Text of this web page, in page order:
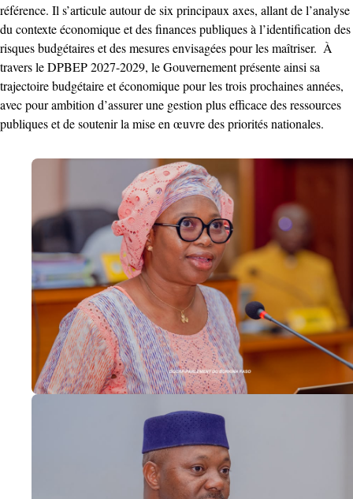
référence. Il s’articule autour de six principaux axes, allant de l’analyse
du contexte économique et des finances publiques à l’identification des
risques budgétaires et des mesures envisagées pour les maîtriser. ‎ ‎À
travers le DPBEP 2027-2029, le Gouvernement présente ainsi sa
trajectoire budgétaire et économique pour les trois prochaines années,
avec pour ambition d’assurer une gestion plus efficace des ressources
publiques et de soutenir la mise en œuvre des priorités nationales. ‎ ‎